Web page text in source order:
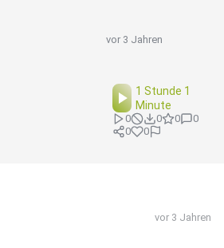
vor 3 Jahren
1 Stunde 1
Minute
0 0 0
0
0
0
vor 3 Jahren